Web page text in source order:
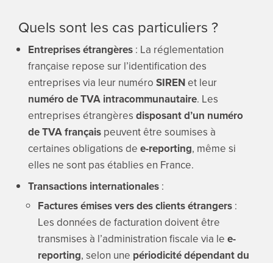
Quels sont les cas particuliers ?
Entreprises étrangères: La réglementation
française repose sur l’identification des
entreprises via leur numéro SIRENet leur
numéro de TVA intracommunautaire. Les
entreprises étrangères disposant d’un numéro
de TVA françaispeuvent être soumises à
certaines obligations de e-reporting, même si
elles ne sont pas établies en France.
Transactions internationales:
Factures émises vers des clients étrangers:
Les données de facturation doivent être
transmises à l’administration fiscale via le e-
reporting, selon une périodicité dépendant du